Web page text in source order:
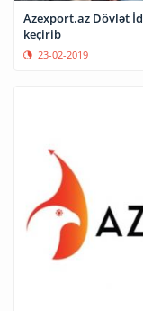
Azexport.az Dövlət
keçirib
23-02-2019